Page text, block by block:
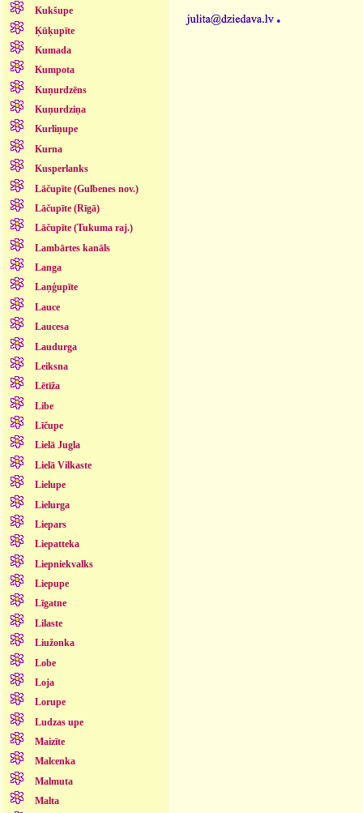
Kukšupe
Ķūķupīte
Kumada
Kumpota
Kuņurdzēns
Kuņurdziņa
Kurliņupe
Kurna
Kusperlanks
Lāčupīte (Gulbenes nov.)
Lāčupīte (Rīgā)
Lāčupīte (Tukuma raj.)
Lambārtes kanāls
Langa
Laņģupīte
Lauce
Laucesa
Laudurga
Leiksna
Lētīža
Libe
Līčupe
Lielā Jugla
Lielā Vilkaste
Lielupe
Lielurga
Liepars
Liepatteka
Liepniekvalks
Liepupe
Līgatne
Lilaste
Liužonka
Lobe
Loja
Lorupe
Ludzas upe
Maizīte
Malcenka
Malmuta
Malta
.